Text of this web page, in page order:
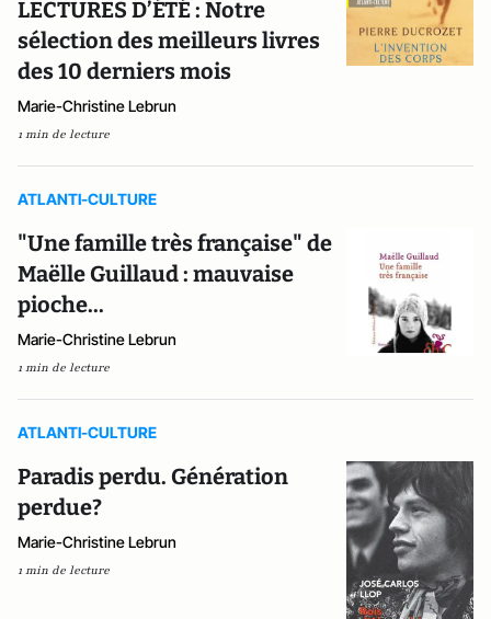
LECTURES D’ÉTÉ : Notre
sélection des meilleurs livres
des 10 derniers mois
Marie-Christine Lebrun
1 min de lecture
ATLANTI-CULTURE
"Une famille très française" de
Maëlle Guillaud : mauvaise
pioche...
Marie-Christine Lebrun
1 min de lecture
ATLANTI-CULTURE
Paradis perdu. Génération
perdue?
Marie-Christine Lebrun
1 min de lecture